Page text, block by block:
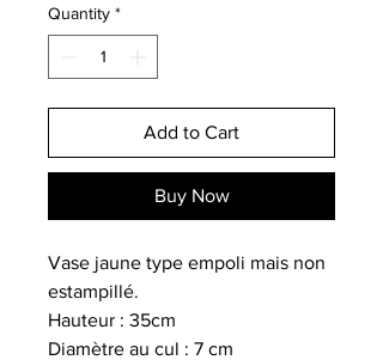
Quantity *
Add to Cart
Buy Now
Vase jaune type empoli mais non
estampillé.
Hauteur : 35cm
Diamètre au cul : 7 cm